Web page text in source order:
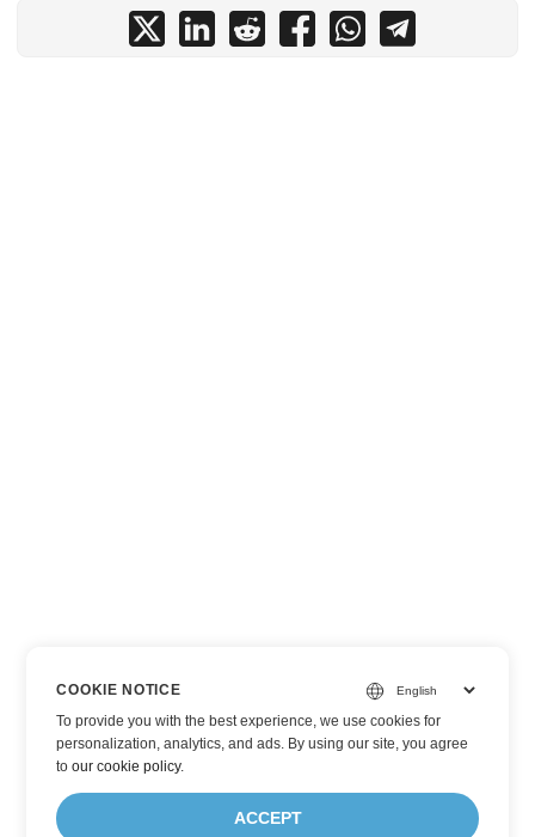
COOKIE NOTICE
To provide you with the best experience, we use cookies for
personalization, analytics, and ads. By using our site, you agree
toour cookie policy.
ACCEPT